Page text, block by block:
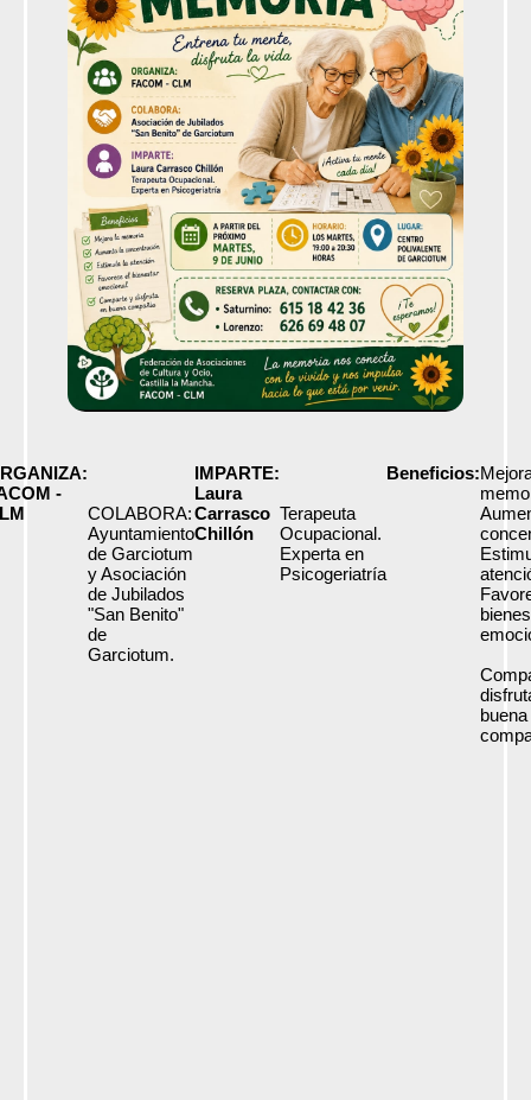
-
COLABORA:
Ayuntamiento
de Garciotum
y Asociación
de Jubilados
"San Benito"
de
Garciotum.
IMPARTE:
Laura
Carrasco
Chillón
Terapeuta
Ocupacional.
Experta en
Psicogeriatría
Beneficios:
buena